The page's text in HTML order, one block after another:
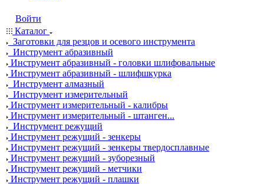
Войти
Каталог
Заготовки для резцов и осевого инструмента
Инструмент абразивный
Инструмент абразивный - головки шлифовальные
Инструмент абразивный - шлифшкурка
Инструмент алмазный
Инструмент измерительный
Инструмент измерительный - калибры
Инструмент измерительный - штанген...
Инструмент режущий
Инструмент режущий - зенкеры
Инструмент режущий - зенкеры твердосплавные
Инструмент режущий - зуборезный
Инструмент режущий - метчики
Инструмент режущий - плашки